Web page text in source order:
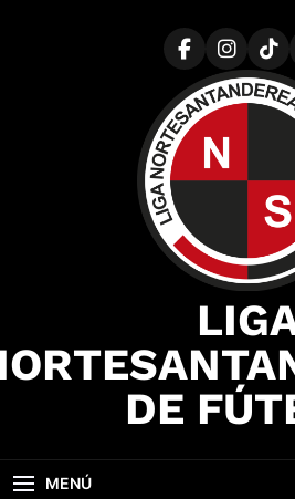
DE
MENÚ